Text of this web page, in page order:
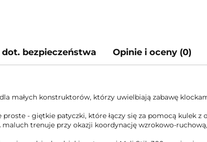
bezpieczeństwa Opinie i oceny (0)
małych konstruktorów, którzy uwielbiają zabawę
proste - giętkie patyczki, które łączy się za pomocą kulek
maluch trenuje przy okazji koordynację wzrokowo-